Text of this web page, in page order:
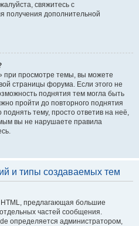
свяжитесь с
получения дополнительной
при просмотре темы, вы можете
страницы форума. Если этого не
поднятия тем могла быть
пройти до повторного поднятия
тему, просто ответив на неё,
вы не нарушаете правила
и типы создаваемых тем
предлагающая большие
частей сообщения.
определяется администратором,